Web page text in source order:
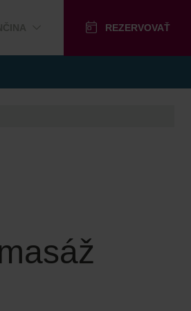
REZERVOVAŤ